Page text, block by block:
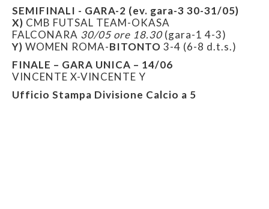
SEMIFINALI - GARA-2 (ev. gara-3 30-31/05)
X) CMB FUTSAL TEAM-OKASA
FALCONARA 30/05 ore 18.30(gara-1 4-3)
Y) WOMEN ROMA-BITONTO 3-4 (6-8 d.t.s.)
FINALE – GARA UNICA – 14/06
VINCENTE X-VINCENTE Y
Ufficio Stampa Divisione Calcio a 5